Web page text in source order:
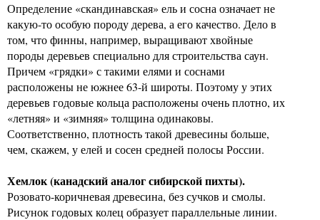
Определение «скандинавская» ель и сосна означает не
какую-то особую породу дерева, а его качество. Дело в
том, что финны, например, выращивают хвойные
породы деревьев специально для строительства саун.
Причем «грядки» с такими елями и соснами
расположены не южнее 63-й широты. Поэтому у этих
деревьев годовые кольца расположены очень плотно, их
«летняя» и «зимняя» толщина одинаковы.
Соответственно, плотность такой древесины больше,
чем, скажем, у елей и сосен средней полосы России.
Хемлок (канадский аналог сибирской пихты).
Розовато-коричневая древесина, без сучков и смолы.
Рисунок годовых колец образует параллельные линии.